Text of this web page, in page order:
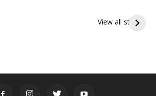
View all stories
ఇంద్రకీలాద్రి గిరి ప్రదక్షిణ